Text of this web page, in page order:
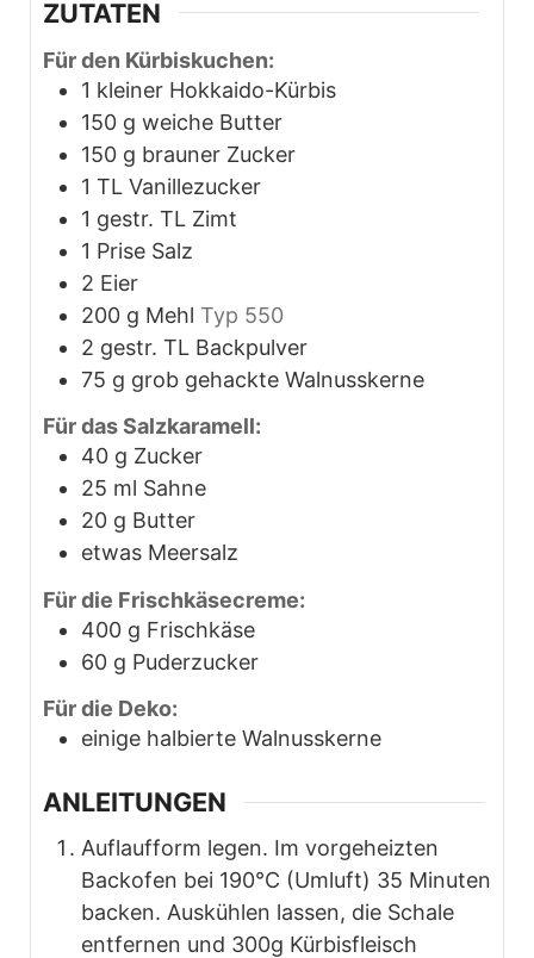
ZUTATEN
Für den Kürbiskuchen:
1 kleiner Hokkaido-Kürbis
150 g weiche Butter
150 g brauner Zucker
1 TL Vanillezucker
1 gestr. TL Zimt
1 Prise Salz
2 Eier
200 g Mehl Typ 550
2 gestr. TL Backpulver
75 g grob gehackte Walnusskerne
Für das Salzkaramell:
40 g Zucker
25 ml Sahne
20 g Butter
etwas Meersalz
Für die Frischkäsecreme:
400 g Frischkäse
60 g Puderzucker
Für die Deko:
einige halbierte Walnusskerne
ANLEITUNGEN
Auflaufform legen. Im vorgeheizten
Backofen bei 190°C (Umluft) 35 Minuten
backen. Auskühlen lassen, die Schale
entfernen und 300g Kürbisfleisch